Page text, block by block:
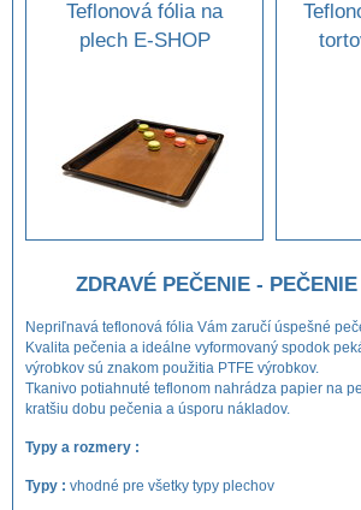
Teflonová fólia na
plech E-SHOP
ZDRAVÉ PEČENIE -
Nepriľnavá teflonová fólia Vám zaručí úspešné
Kvalita pečenia a ideálne vyformovaný spodok
výrobkov sú znakom použitia PTFE výrobkov.
Tkanivo potiahnuté teflonom nahrádza papier na
kratšiu dobu pečenia a úsporu nákladov.
Typy a rozmery :
Typy : vhodné pre všetky typy plechov